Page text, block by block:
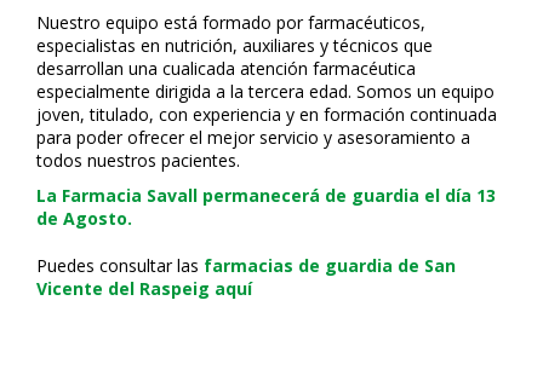
Nuestro equipo está formado por farmacéuticos,
especialistas en nutrición, auxiliares y técnicos que
desarrollan una cualificada atención farmacéutica
especialmente dirigida a la tercera edad. Somos un equipo
joven, titulado, con experiencia y en formación continuada
para poder ofrecer el mejor servicio y asesoramiento a
todos nuestros pacientes.
La Farmacia Savall permanecerá de guardia el día 13
de Agosto.
Puedes consultar las farmacias de guardia de San
Vicente del Raspeig aquí